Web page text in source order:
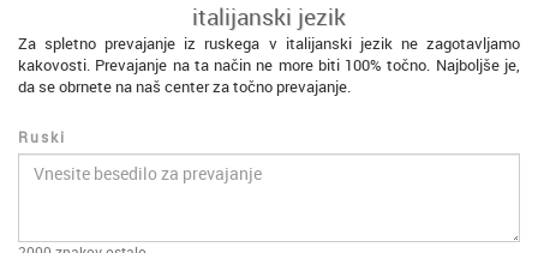
italijanski jezik
Za spletno prevajanje iz ruskega v italijanski jezik ne zagotavljamo
kakovosti. Prevajanje na ta način ne more biti 100% točno. Najboljše je,
da se obrnete na naš center za točno prevajanje.
Ruski